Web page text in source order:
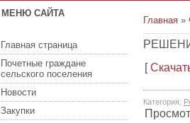
МЕНЮ САЙТА
Главная страница
Почетные граждане
сельского поселения
Новости
Закупки
Главная »
[
Категория: